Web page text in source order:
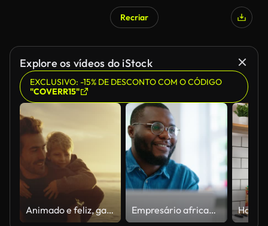
Recriar
Explore os vídeos do iStock
EXCLUSIVO: -15% DE DESCONTO COM O CÓDIGO
"COVERR15"
Animado e feliz, garotinho fofo montando piggyback em seu pai durante um passeio ao pôr do sol na praia. Pai e filho felizes se divertindo e passando um tempo juntos à beira-mar nas férias de verão Empresário africano usando laptop e olhando para monitor de computador sentado na mesa